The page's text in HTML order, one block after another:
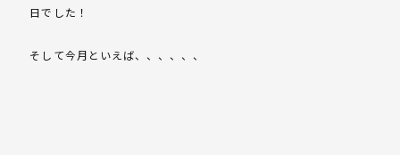
日でした！
そして今月といえば、、、、、、